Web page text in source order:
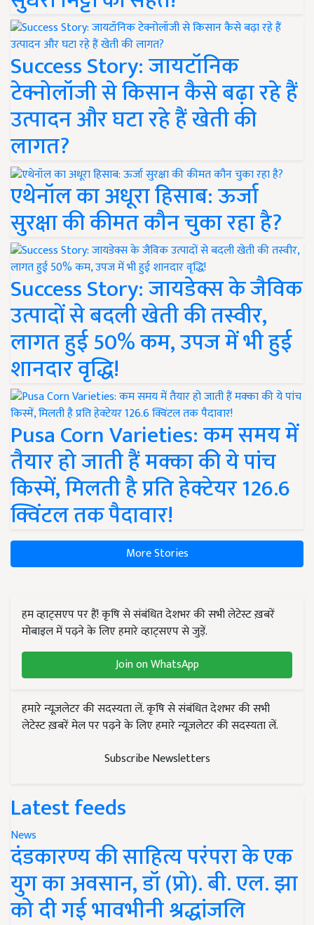
Success Story: जायटॉनिक
टेक्नोलॉजी से किसान कैसे बढ़ा रहे हैं
उत्पादन और घटा रहे हैं खेती की
लागत?
एथेनॉल का अधूरा हिसाब: ऊर्जा
सुरक्षा की कीमत कौन चुका रहा है?
Success Story: जायडेक्स के जैविक
उत्पादों से बदली खेती की तस्वीर,
लागत हुई 50% कम, उपज में भी हुई
शानदार वृद्धि!
Pusa Corn Varieties: कम समय में
तैयार हो जाती हैं मक्का की ये पांच
किस्में, मिलती है प्रति हेक्टेयर 126.6
क्विंटल तक पैदावार!
More Stories
हम व्हाट्सएप पर हैं! कृषि से संबंधित देशभर की सभी लेटेस्ट ख़बरें
मोबाइल में पढ़ने के लिए हमारे व्हाट्सएप से जुड़ें.
Join on WhatsApp
हमारे न्यूज़लेटर की सदस्यता लें. कृषि से संबंधित देशभर की सभी
लेटेस्ट ख़बरें मेल पर पढ़ने के लिए हमारे न्यूज़लेटर की सदस्यता लें.
Subscribe Newsletters
Latest feeds
News
दंडकारण्य की साहित्य परंपरा के एक
युग का अवसान, डॉ (प्रो). बी. एल. झा
को दी गई भावभीनी श्रद्धांजलि